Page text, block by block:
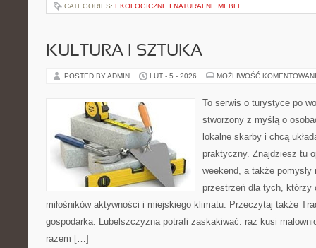
CATEGORIES: EKOLOGICZNE I NATURALNE MEBLE
KULTURA I SZTUKA
POSTED BY ADMIN LUT - 5 - 2026 MOŻLIWOŚĆ
To serwis o turystyce po
stworzony z myślą o
lokalne skarby i chcą
praktyczny. Znajdziesz tu
weekend, a także
przestrzeń dla tych, którzy
miłośników aktywności i miejskiego klimatu. Przeczytaj także
gospodarka. Lubelszczyzna potrafi zaskakiwać: raz kusi
razem […]